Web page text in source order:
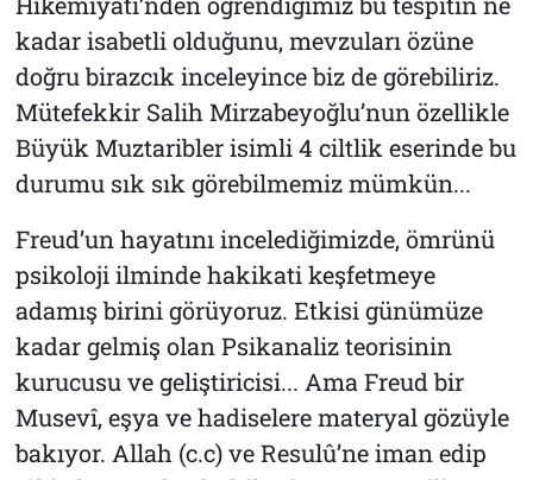
kadar isabetli olduğunu, mevzuları özüne
doğru birazcık inceleyince biz de görebiliriz.
Mütefekkir Salih Mirzabeyoğlu’nun özellikle
Büyük Muztariblerisimli 4 ciltlik eserinde bu
durumu sık sık görebilmemiz mümkün...
Freud’un hayatını incelediğimizde, ömrünü
psikoloji ilminde hakikati keşfetmeye
adamış birini görüyoruz. Etkisi günümüze
kadar gelmiş olan Psikanaliz teorisinin
kurucusu ve geliştiricisi... Ama Freud bir
Musevî, eşya ve hadiselere materyal gözüyle
bakıyor. Allah (c.c) ve Resulû’ne iman edip